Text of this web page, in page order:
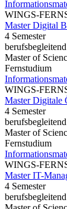
WINGS-
Master Digital
4 Semester
berufsbegleitend
Master of
Fernstudium
WINGS-
Master Digitale
4 Semester
berufsbegleitend
Master of
Fernstudium
WINGS-
Master IT-
4 Semester
berufsbegleitend